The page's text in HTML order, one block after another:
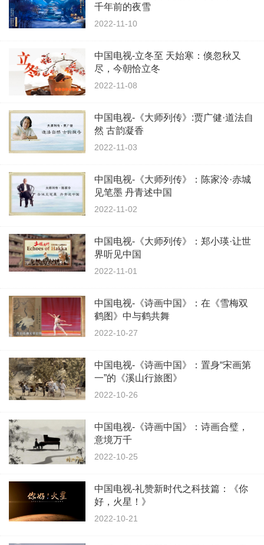
千年前的夜雪
2022-11-10
中国电视-立冬至 天始寒：倏忽秋又
尽，今朝恰立冬
2022-11-08
中国电视-《大师列传》:贾广健·道法自
然 古韵凝香
2022-11-03
中国电视-《大师列传》：陈家泠·赤城
见笔墨 丹青述中国
2022-11-02
中国电视-《大师列传》：郑小瑛·让世
界听见中国
2022-11-01
中国电视-《诗画中国》：在《雪梅双
鹤图》中与鹤共舞
2022-10-27
中国电视-《诗画中国》：置身“宋画第
一”的《溪山行旅图》
2022-10-26
中国电视-《诗画中国》：诗画合璧，
意境万千
2022-10-25
中国电视-礼赞新时代之科技篇：《你
好，火星！》
2022-10-21